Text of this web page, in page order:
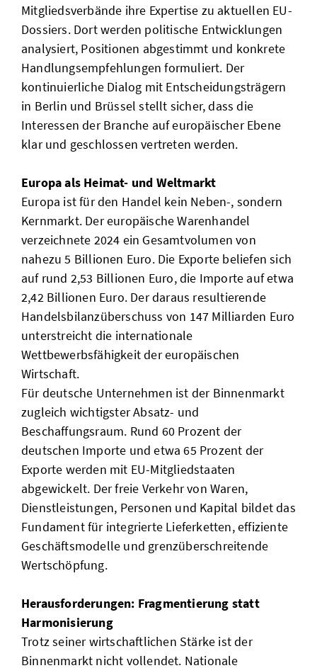
Mitgliedsverbände ihre Expertise zu aktuellen EU-
Dossiers. Dort werden politische Entwicklungen
analysiert, Positionen abgestimmt und konkrete
Handlungsempfehlungen formuliert. Der
kontinuierliche Dialog mit Entscheidungsträgern
in Berlin und Brüssel stellt sicher, dass die
Interessen der Branche auf europäischer Ebene
klar und geschlossen vertreten werden.
Europa als Heimat- und Weltmarkt
Europa ist für den Handel kein Neben-, sondern
Kernmarkt. Der europäische Warenhandel
verzeichnete 2024 ein Gesamtvolumen von
nahezu 5 Billionen Euro. Die Exporte beliefen sich
auf rund 2,53 Billionen Euro, die Importe auf etwa
2,42 Billionen Euro. Der daraus resultierende
Handelsbilanzüberschuss von 147 Milliarden Euro
unterstreicht die internationale
Wettbewerbsfähigkeit der europäischen
Wirtschaft.
Für deutsche Unternehmen ist der Binnenmarkt
zugleich wichtigster Absatz- und
Beschaffungsraum. Rund 60 Prozent der
deutschen Importe und etwa 65 Prozent der
Exporte werden mit EU-Mitgliedstaaten
abgewickelt. Der freie Verkehr von Waren,
Dienstleistungen, Personen und Kapital bildet das
Fundament für integrierte Lieferketten, effiziente
Geschäftsmodelle und grenzüberschreitende
Wertschöpfung.
Herausforderungen: Fragmentierung statt
Harmonisierung
Trotz seiner wirtschaftlichen Stärke ist der
Binnenmarkt nicht vollendet. Nationale